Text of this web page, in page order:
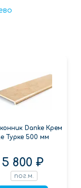
Danke Крем
Турке 500 мм
5 800 ₽
пог.м.